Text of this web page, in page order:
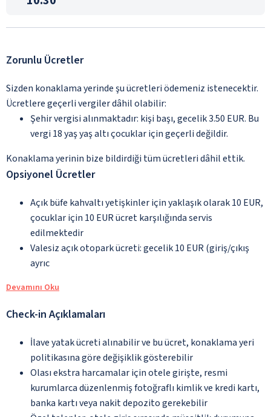
Zorunlu Ücretler
Sizden konaklama yerinde şu ücretleri ödemeniz istenecektir.
Ücretlere geçerli vergiler dâhil olabilir:
Şehir vergisi alınmaktadır: kişi başı, gecelik 3.50 EUR. Bu
vergi 18 yaş yaş altı çocuklar için geçerli değildir.
Konaklama yerinin bize bildirdiği tüm ücretleri dâhil ettik.
Opsiyonel Ücretler
Açık büfe kahvaltı yetişkinler için yaklaşık olarak 10 EUR,
çocuklar için 10 EUR ücret karşılığında servis
edilmektedir
Valesiz açık otopark ücreti: gecelik 10 EUR (giriş/çıkış
ayrıc
Devamını Oku
Check-in Açıklamaları
İlave yatak ücreti alınabilir ve bu ücret, konaklama yeri
politikasına göre değişiklik gösterebilir
Olası ekstra harcamalar için otele girişte, resmi
kurumlarca düzenlenmiş fotoğraflı kimlik ve kredi kartı,
banka kartı veya nakit depozito gerekebilir